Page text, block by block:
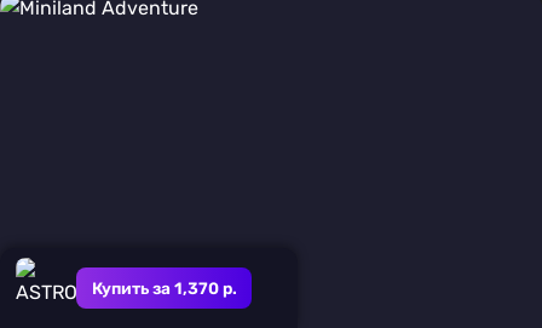
Купить за 1,370 р.